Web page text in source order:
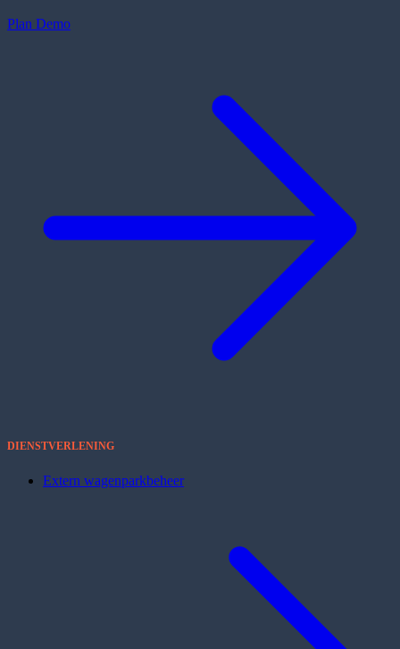
Plan Demo
DIENSTVERLENING
Extern wagenparkbeheer